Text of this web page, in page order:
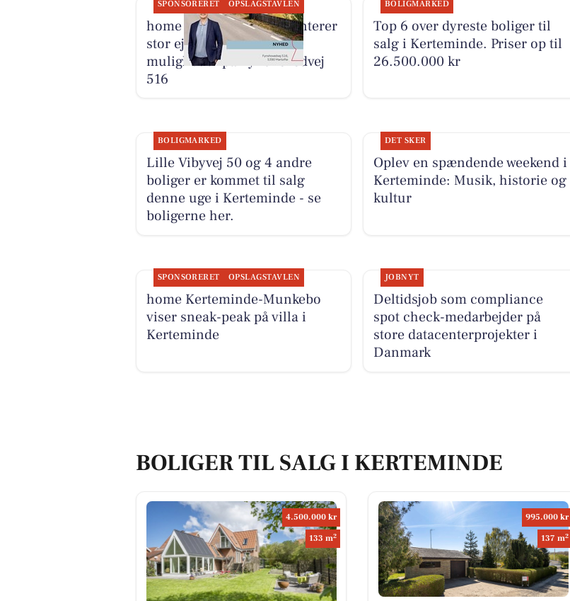
SPONSORERET OPSLAGSTAVLEN
home Kerteminde præsenterer
stor ejendom med mange
muligheder på Fynshovedvej
516
BOLIGMARKED
Top 6 over dyreste boliger til
salg i Kerteminde. Priser op til
26.500.000 kr
BOLIGMARKED
Lille Vibyvej 50 og 4 andre
boliger er kommet til salg
denne uge i Kerteminde - se
boligerne her.
DET SKER
Oplev en spændende weekend i
Kerteminde: Musik, historie og
kultur
SPONSORERET OPSLAGSTAVLEN
home Kerteminde-Munkebo
viser sneak-peak på villa i
Kerteminde
JOBNYT
Deltidsjob som compliance
spot check-medarbejder på
store datacenterprojekter i
Danmark
BOLIGER TIL SALG I KERTEMINDE
4.500.000 kr
133 m2
995.000 kr
137 m2